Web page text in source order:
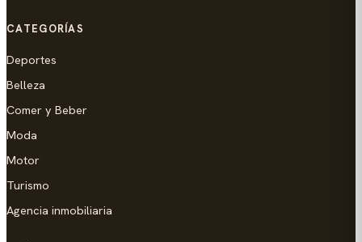
CATEGORÍAS
Deportes
Belleza
Comer y Beber
Moda
Motor
Turismo
Agencia inmobiliaria